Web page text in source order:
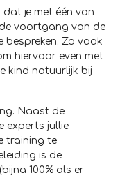
je met één van
voortgang van de
Zo vaak
hiervoor even met
kind natuurlijk bij
Naast de
experts jullie
training te
is de
100% als er